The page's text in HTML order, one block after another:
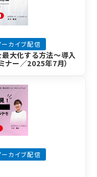
ーカイブ配信
最大化する方法～導入
ナー／2025年7月）
ーカイブ配信